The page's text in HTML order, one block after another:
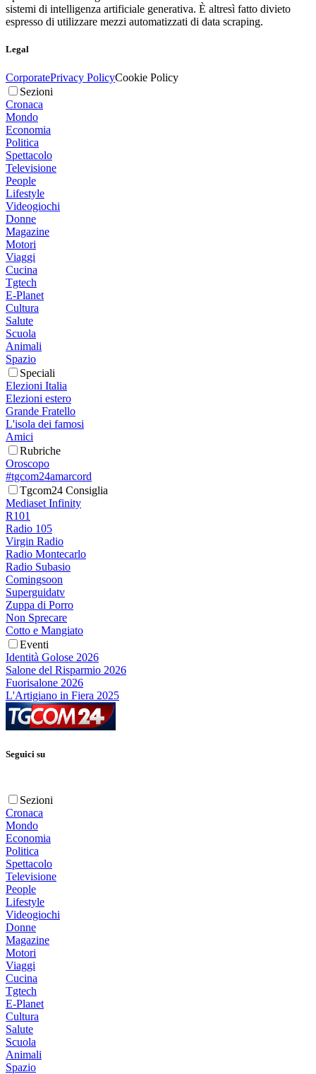
sistemi di intelligenza artificiale generativa. È altresì fatto divieto
espresso di utilizzare mezzi automatizzati di data scraping.
Legal
CorporatePrivacy PolicyCookie Policy
Sezioni
Cronaca
Mondo
Economia
Politica
Spettacolo
Televisione
People
Lifestyle
Videogiochi
Donne
Magazine
Motori
Viaggi
Cucina
Tgtech
E-Planet
Cultura
Salute
Scuola
Animali
Spazio
Speciali
Elezioni Italia
Elezioni estero
Grande Fratello
L'isola dei famosi
Amici
Rubriche
Oroscopo
#tgcom24amarcord
Tgcom24 Consiglia
Mediaset Infinity
R101
Radio 105
Virgin Radio
Radio Montecarlo
Radio Subasio
Comingsoon
Superguidatv
Zuppa di Porro
Non Sprecare
Cotto e Mangiato
Eventi
Identità Golose 2026
Salone del Risparmio 2026
Fuorisalone 2026
L'Artigiano in Fiera 2025
Seguici su
Sezioni
Cronaca
Mondo
Economia
Politica
Spettacolo
Televisione
People
Lifestyle
Videogiochi
Donne
Magazine
Motori
Viaggi
Cucina
Tgtech
E-Planet
Cultura
Salute
Scuola
Animali
Spazio